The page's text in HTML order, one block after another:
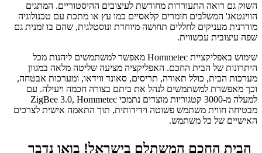
השוק גם רואה התעוררות מחודשת לעיצובים ההיסטוריים. המתגים
הווינטאג' המשלבים חומרים קלאסיים כמו עץ או מתכת עם טכנולוגיה
מודרנית מעניקים לחללים תחושה מיוחדת ונוסטלגית, שהם בו זמנית גם
שפה עיצובית עכשווית.
שימוש באפליקציית Hommetec מאפשר למשתמשים ליהנות מכל
היתרונות של הבית החכם. האפליקציה מציעה שליטה מלאה במגוון
מערכות הבית, כולל תאורה, תריסים, סאונד ווידאו, ומערכות אבטחה,
וכך מאפשרת למשתמשים לנהל את ביתם בצורה חכמה ויעילה. עם
למעלה מ-3000 קטגוריות מוצרים נתמכי ZigBee 3.0, Hommetec
מבטיחה חווית משתמש פשוטה וידידותית, תוך התאמה אישית לצרכים
האישיים של כל משתמש.
הבית החכם המשתלם בישראל! בואו נדבר